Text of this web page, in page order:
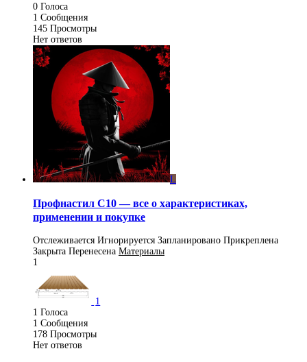
0 Голоса
1 Сообщения
145 Просмотры
Нет ответов
L
Профнастил С10 — все о характеристиках,
применении и покупке
Отслеживается Игнорируется Запланировано Прикреплена
Закрыта Перенесена Материалы
1
1
1 Голоса
1 Сообщения
178 Просмотры
Нет ответов